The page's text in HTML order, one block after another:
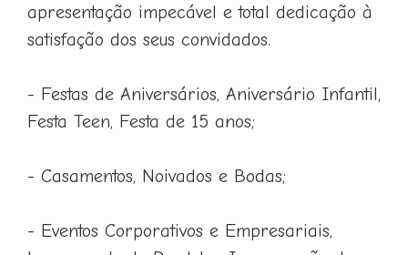
apresentação impecável e total dedicação à
satisfação dos seus convidados.
- Festas de Aniversários, Aniversário Infantil,
Festa Teen, Festa de 15 anos;
- Casamentos, Noivados e Bodas;
- Eventos Corporativos e Empresariais,